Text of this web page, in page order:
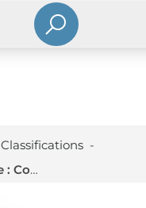
Classifications-
La Fin D'un Monde : Comprendre Notre Epoque Avec Pierre Haski